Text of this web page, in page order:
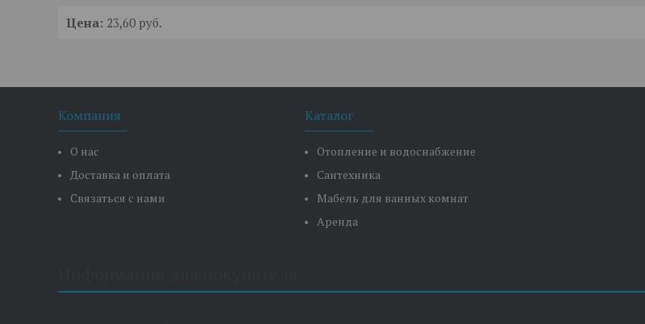
Цена: 23,60 руб.
Компания
О нас
Доставка и оплата
Связаться с нами
Каталог
Отопление и водоснабжение
Сантехника
Мабель для ванных комнат
Аренда